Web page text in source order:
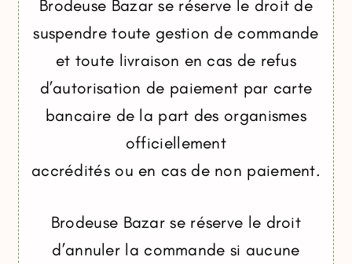
Brodeuse Bazar se réserve le droit de
suspendre toute gestion de commande
et toute livraison en cas de refus
d’autorisation de paiement par carte
bancaire de la part des organismes
officiellement
accrédités ou en cas de non paiement.
Brodeuse Bazar se réserve le droit
d’annuler la commande si aucune